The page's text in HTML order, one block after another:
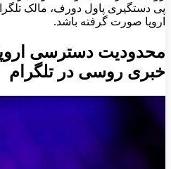
پی دستگیری پاول دورف، مالک
اروپا صورت گرفته باشد.
محدودیت دسترسی
خبری روسی در تلگرام